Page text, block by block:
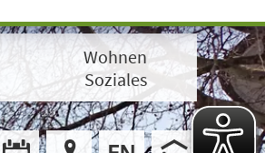
Wohnen
Soziales